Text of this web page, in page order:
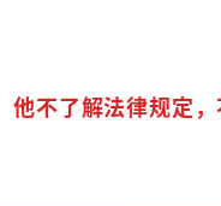
他不了解法律规定